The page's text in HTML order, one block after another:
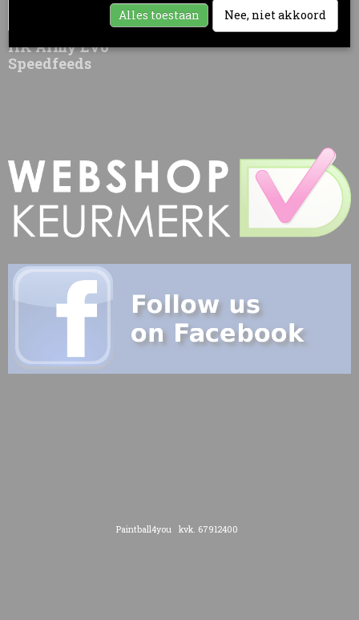
HK Army Evo
Speedfeeds
Paintball4you kvk. 67912400
Ok
Alles toestaan Nee, niet akkoord